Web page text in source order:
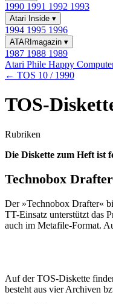
1990 1991 1992 1993
Atari Inside ▾
1994 1995 1996
ATARImagazin ▾
1987 1988 1989
Atari Phile Happy
← TOS 10 / 1990
TOS-
Rubriken
Die Diskette zum Heft ist
Technobox Drafter
Der »Technobox Drafter«
TT-Einsatz unterstützt das
auch im Metafile-Format.
Auf der TOS-Diskette
besteht aus vier Archiven